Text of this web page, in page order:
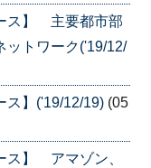
ス】 主要都市部
ットワーク('19/12/
ス】('19/12/19) (05
ス】 アマゾン、